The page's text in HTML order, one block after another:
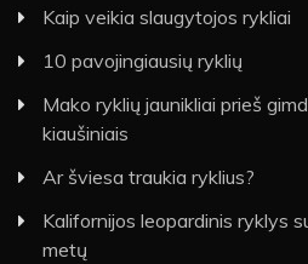
Kaip veikia slaugytojos rykliai
10 pavojingiausių ryklių
Mako ryklių jaunikliai prieš
kiaušiniais
Ar šviesa traukia ryklius?
Kalifornijos leopardinis ryklys
metų